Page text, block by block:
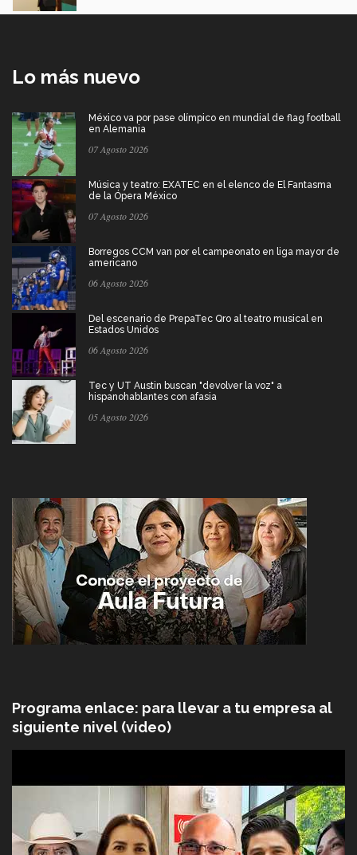
Lo más nuevo
México va por pase olímpico en mundial de flag football
en Alemania
07 Agosto 2026
Música y teatro: EXATEC en el elenco de El Fantasma
de la Ópera México
07 Agosto 2026
Borregos CCM van por el campeonato en liga mayor de
americano
06 Agosto 2026
Del escenario de PrepaTec Qro al teatro musical en
Estados Unidos
06 Agosto 2026
Tec y UT Austin buscan "devolver la voz" a
hispanohablantes con afasia
05 Agosto 2026
Programa enlace: para llevar a tu empresa al
siguiente nivel (video)